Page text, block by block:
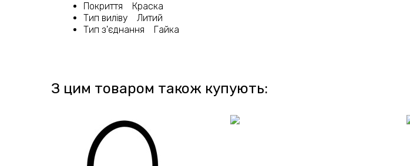
Покриття Краска
Тип виліву Литий
Тип з'єднання Гайка
З цим товаром також купують: